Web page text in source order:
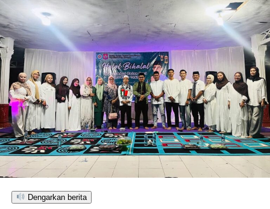
sekolah.Tim pemadam kebakaran dibantu
wargaberhasil menjinakkan api setelah berjibaku
selama lebih dari satu jam.
Hingga saat ini,
pihak Kepolisian dan Dinas Pemadam
Kebakaran setempatmasih melakukan penyelidikan
untuk mengetahui penyebab pasti kebakaran serta
menghitung total nilai kerugian.
Pihak sekolah memastikan bahwalangkah penanganan
darurat sedang disiapkan, termasukpengaturan
ulang ruang kelas sementaraagar kegiatan belajar
mengajar siswa dapat kembali berjalan dalam waktu
dekat.
Dengarkan berita